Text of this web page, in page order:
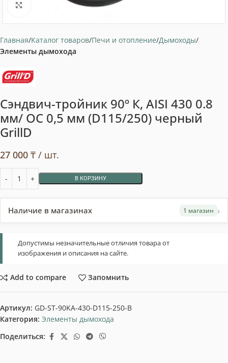
Нажмите, чтобы увеличить
Главная Каталог товаров Печи и отопление Дымоходы
Элементы дымохода
Сэндвич-тройник 90º К, AISI 430 0.8
мм/ ОС 0,5 мм (D115/250) черный
GrillD
27 000 ₸ / шт.
В КОРЗИНУ
Наличие в магазинах 1 магазин ›
Допустимы незначительные отличия товара от
изображения и описания на сайте.
Add to compare Запомнить
Артикул: GD-ST-90KA-430-D115-250-B
Категория: Элементы дымохода
Поделиться: